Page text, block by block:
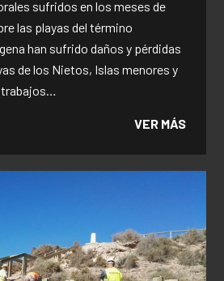
sufridos en los meses de
las playas del término
han sufrido daños y pérdidas
de los Nietos, Islas menores y
trabajos…
VER MÁS